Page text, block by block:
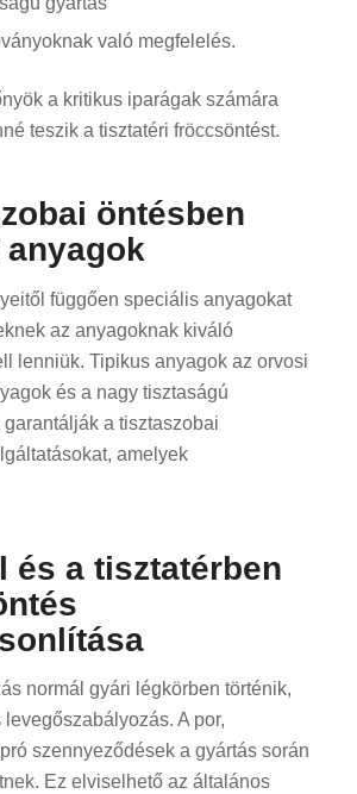
való megfelelés.
a kritikus iparágak számára
teszik a tisztatéri fröccsöntést.
öntésben
függően speciális anyagokat
az anyagoknak kiváló
lenniük. Tipikus anyagok az orvosi
és a nagy tisztaságú
a tisztaszobai
amelyek
és a tisztatérben
normál gyári légkörben történik,
A por,
szennyeződések a gyártás során
Ez elviselhető az általános